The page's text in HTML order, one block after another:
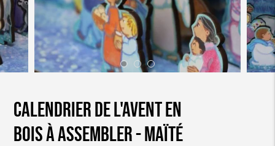
Calendrier de l'Avent en
bois à assembler - Maïté